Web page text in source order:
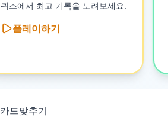
퀴즈에서 최고 기록을 노려보세요.
플레이하기
카드맞추기